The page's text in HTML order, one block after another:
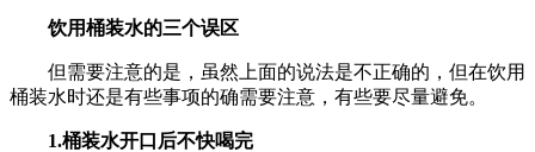
饮用桶装水的三个误区
但需要注意的是，虽然上面的说法是不正确的，但在饮用
桶装水时还是有些事项的确需要注意，有些要尽量避免。
1.桶装水开口后不快喝完